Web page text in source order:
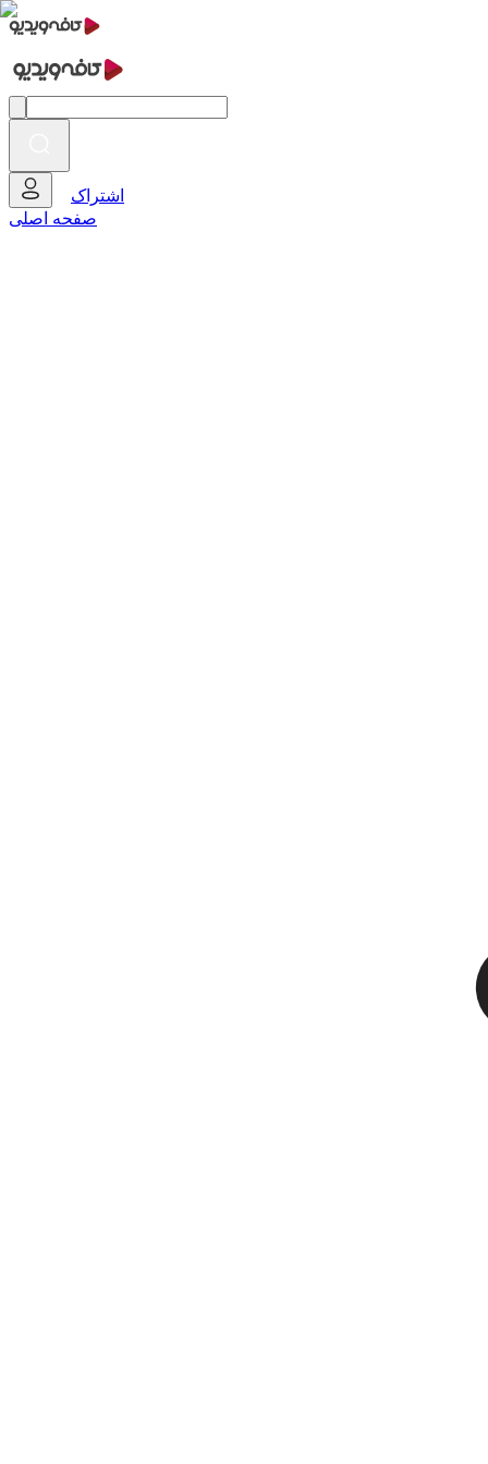
اشتراک
صفحه اصلی